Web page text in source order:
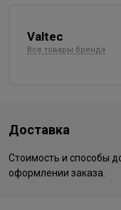
Valtec
Все товары бренда
Доставка
Стоимость и способы
оформлении заказа.